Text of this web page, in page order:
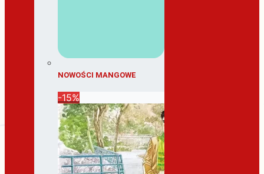
NOWOŚCI MANGOWE
-15%